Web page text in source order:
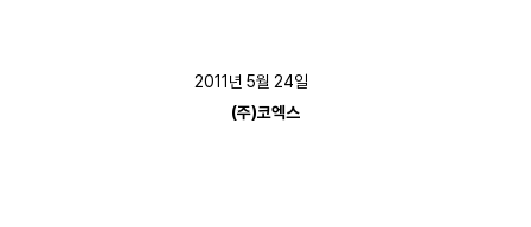
(주)코엑스